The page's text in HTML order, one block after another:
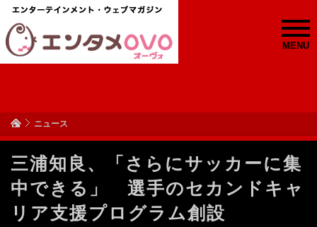
MENU
ニュース
三浦知良、「さらにサッカーに集
中できる」 選手のセカンドキャ
リア支援プログラム創設